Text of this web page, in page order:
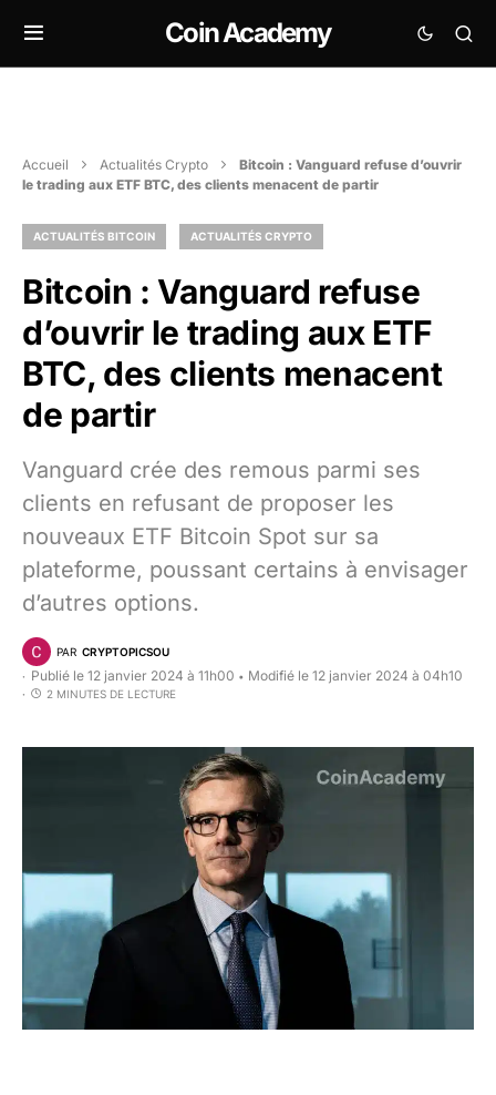
Coin Academy
Accueil Actualités Crypto
Bitcoin : Vanguard refuse d’ouvrir
le trading aux ETF BTC, des clients menacent de partir
ACTUALITÉS BITCOIN ACTUALITÉS CRYPTO
Bitcoin : Vanguard refuse
d’ouvrir le trading aux ETF
BTC, des clients menacent
de partir
Vanguard crée des remous parmi ses
clients en refusant de proposer les
nouveaux ETF Bitcoin Spot sur sa
plateforme, poussant certains à envisager
d’autres options.
PAR CRYPTOPICSOU
Publié le 12 janvier 2024 à 11h00 • Modifié le 12 janvier 2024 à 04h10
2 MINUTES DE LECTURE